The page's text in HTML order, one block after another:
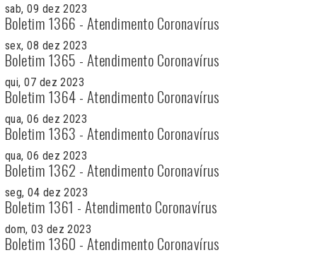
sab, 09 dez 2023
Boletim 1366 - Atendimento Coronavírus
sex, 08 dez 2023
Boletim 1365 - Atendimento Coronavírus
qui, 07 dez 2023
Boletim 1364 - Atendimento Coronavírus
qua, 06 dez 2023
Boletim 1363 - Atendimento Coronavírus
qua, 06 dez 2023
Boletim 1362 - Atendimento Coronavírus
seg, 04 dez 2023
Boletim 1361 - Atendimento Coronavírus
dom, 03 dez 2023
Boletim 1360 - Atendimento Coronavírus